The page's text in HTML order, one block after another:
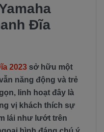
Đĩa
2023 sở hữu một
năng động và trẻ
linh hoạt đây là
vị khách thích sự
lái như lướt trên